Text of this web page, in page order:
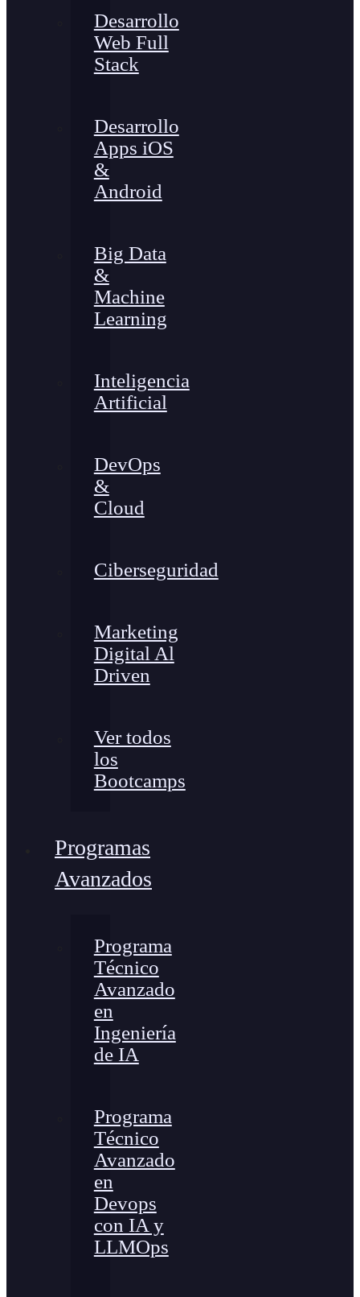
Desarrollo
Web Full
Stack
Desarrollo
Apps iOS
&
Android
Big Data
&
Machine
Learning
Inteligencia
Artificial
DevOps
&
Cloud
Ciberseguridad
Marketing
Digital Al
Driven
Ver todos
los
Bootcamps
Programas
Avanzados
Programa
Técnico
Avanzado
en
Ingeniería
de IA
Programa
Técnico
Avanzado
en
Devops
con IA y
LLMOps